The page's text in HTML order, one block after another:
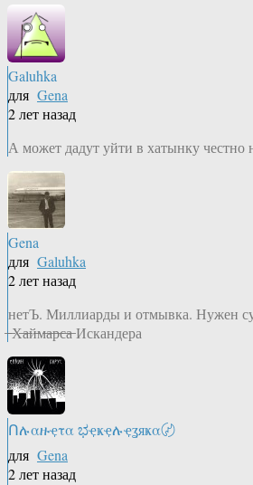
Galuhka
для Gena
2 лет назад
А может дадут уйти в хатынку честно
Gena
для Galuhka
2 лет назад
нетЪ. Миллиарды и отмывка. Нужен
̶ ̶Х̶а̶й̶м̶а̶р̶с̶а̶ Искандера
Ոሉαዙҿτα ಭҿҝҿሉҿʓяҝα〄
для Gena
2 лет назад